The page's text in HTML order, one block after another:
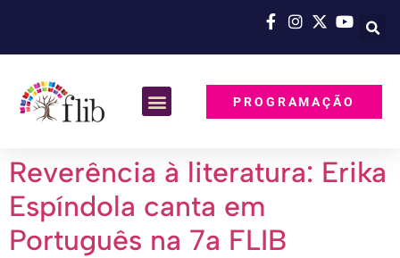
PROGRAMAÇÃO
Reverência à literatura: Erika
Espíndola canta em
Português na 7a FLIB